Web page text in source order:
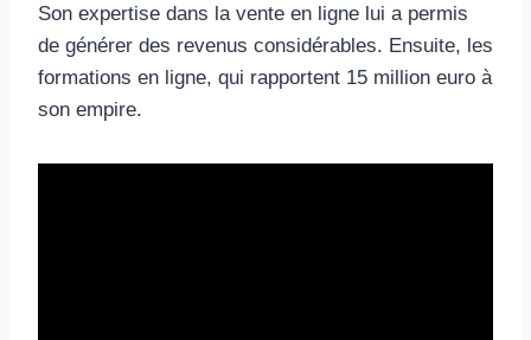
Son expertise dans la vente en ligne lui a permis
de générer des revenus considérables. Ensuite, les
formations en ligne, qui rapportent 15 million euro à
son empire.